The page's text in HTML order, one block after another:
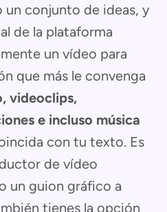
conjunto de ideas, y
de la plataforma
un vídeo para
que más le convenga
videoclips,
e incluso música
con tu texto. Es
de vídeo
un guion gráfico a
tienes la opción